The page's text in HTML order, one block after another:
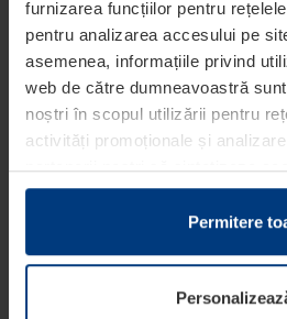
furnizarea funcțiilor pentru
pentru analizarea accesului pe
asemenea, informațiile privind
web de către dumneavoastră
noștri în scopul utilizării pentru
activități promoționale și
partenerii noștri să sintetizeze
date pe care dumneavoastră le-
acestora ori care au fost
Din punct de vedere legal, putem
dispozitivul dumneavoastră în
Permitere